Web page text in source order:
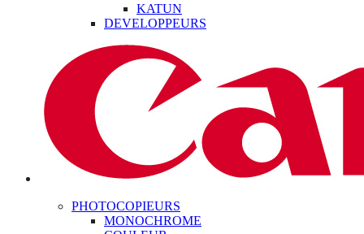
KATUN
DEVELOPPEURS
PHOTOCOPIEURS
MONOCHROME